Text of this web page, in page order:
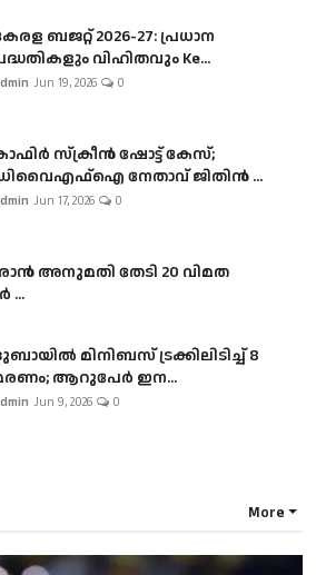
ബജറ്റ് 2026-27: പ്രധാന
വിഹിതവും Ke...
Jun 19, 2026 0
സ്‌ക്രീൻ ഷോട്ട് കേസ്;
നേതാവ് ജിതിൻ ...
Jun 17, 2026 0
അനുമതി തേടി 20 വിമത
...
മിനിബസ്​ ട്രക്കിലിടിച്ച് 8
ആറുപേർ ഇന...
Jun 9, 2026 0
More